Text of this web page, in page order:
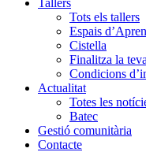
Tallers
Tots els tallers
Espais
Cistella
Finalitza la
Condicions
Actualitat
Totes les
Batec
Gestió comunitària
Contacte